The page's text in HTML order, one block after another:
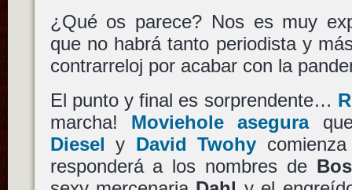
¿Qué os parece? Nos es muy
que no habrá tanto periodista y
contrarreloj por acabar con la
El punto y final es sorprendente…
marcha! Moviehole asegura
Diesel y David Twohy
responderá a los nombres de